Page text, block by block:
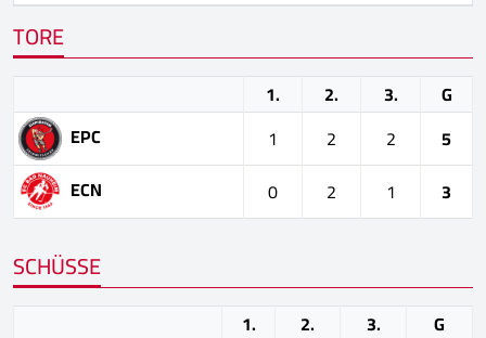
TORE
1. 2. 3.
G
EPC
1 2 2
5
ECN
0 2 1 3
SCHÜSSE
1. 2. 3.
G